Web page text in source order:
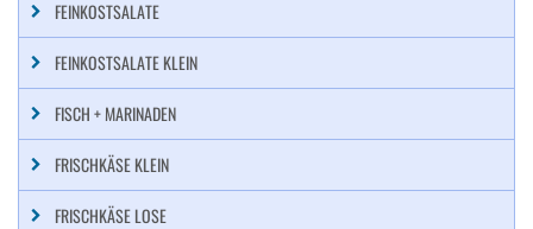
FEINKOSTSALATE
FEINKOSTSALATE KLEIN
FISCH + MARINADEN
FRISCHKÄSE KLEIN
FRISCHKÄSE LOSE